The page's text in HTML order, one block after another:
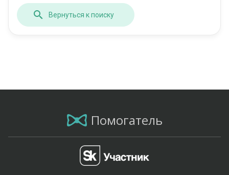
Вернуться к поиску
Помогатель